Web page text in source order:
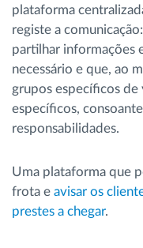
plataforma
registe a
partilhar informações
necessário e que, ao
grupos específicos
específicos,
responsabilidades.
Uma plataforma que
frota e avisar os
prestes a chegar.